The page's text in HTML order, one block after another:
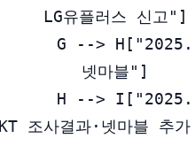
LG유플러스 신고"]
G -->
넷마블"]
H -->
KT 조사결과·넷마블 추가